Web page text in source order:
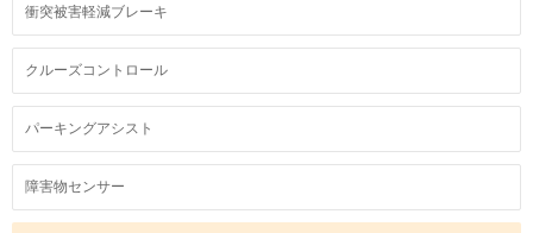
衝突被害軽減ブレーキ
クルーズコントロール
パーキングアシスト
障害物センサー